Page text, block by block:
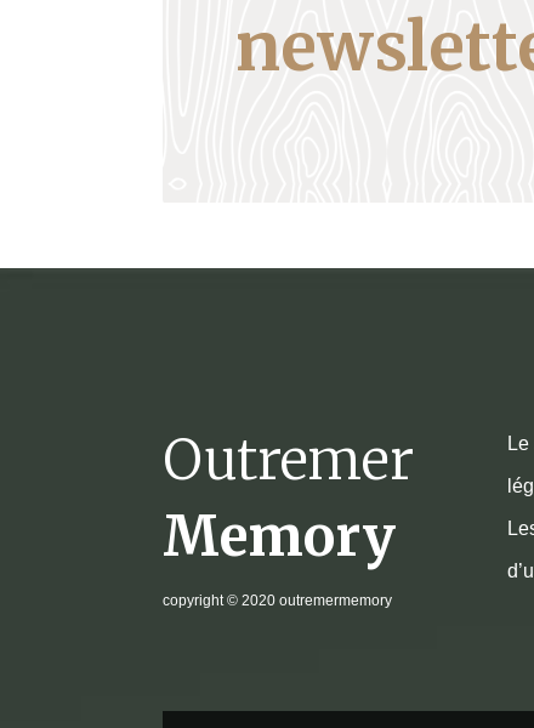
Outremer
Memory
copyright© 2020 outremermemory